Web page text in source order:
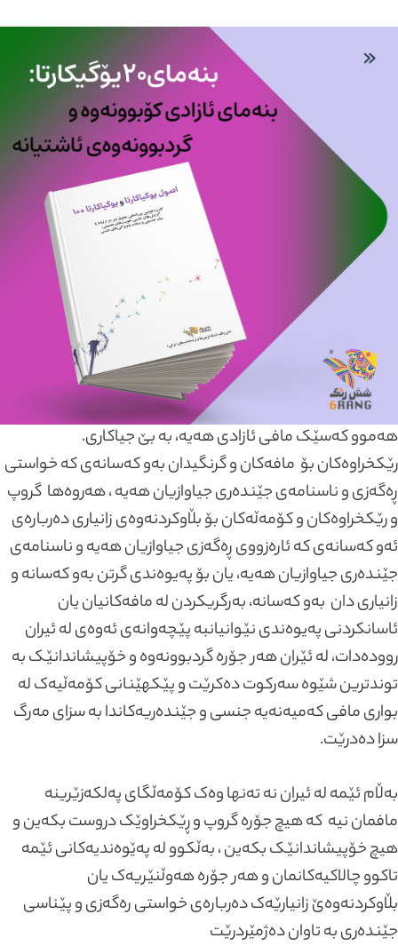
هەموو کەسێک مافی ئازادی هەیە، بە بێ جیاکاری.
رێكخراوەکان بۆ مافەکان و گرنگیدان بەو کەسانەی کە خواستی
ڕەگەزی و ناسنامەی جێندەری جیاوازیان هەیە ، هەروەها گروپ
و رێکخراوەکان و کۆمەڵەکان بۆ بڵاوکردنەوەی زانیاری دەربارەی
ئەو کەسانەی کە ئارەزووی ڕەگەزی جیاوازیان هەیە و ناسنامەی
جێندەری جیاوازیان هەیە، یان بۆ پەیوەندی گرتن بەو کەسانە و
زانیاری دان بەو کەسانە، بەرگریکردن لە مافەکانیان یان
ئاسانکردنی پەیوەندی نێوانیانبە پێچەوانەی ئەوەی لە ئیران
روودەدات، لە ئێران هەر جۆرە گردبوونەوە و خۆپیشاندانێک بە
توندترین شێوە سەرکوت دەکرێت و پێکهێنانی کۆمەڵیەک لە
بواری مافی کەمیەنەیە جنسی و جێندەریەکاندا بە سزای مەرگ
سزا دەدرێت.
بەڵام ئێمە لە ئیران نە تەنها وەک کۆمەڵگای پەلکەزێرینە
مافمان نیە کە هیچ جۆرە گروپ و ڕێکخراوێک دروست بکەین و
هیچ خۆپیشاندانێک بکەین ، بەڵکوو لە پەێوەندیەکانی ئێمە
تاکوو چالاکیەکانمان و هەر جۆرە هەوڵنێریەک یان
بڵاوکردنەوەێ زانیارێەک دەربارەی خواستی رەگەزی و پێناسی
جێندەری بە تاوان دەژمێردرێت